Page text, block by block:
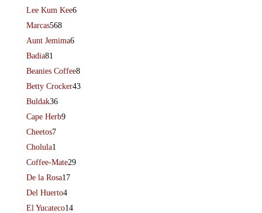
Lee Kum Kee6
Marcas568
Aunt Jemima6
Badia81
Beanies Coffee8
Betty Crocker43
Buldak36
Cape Herb9
Cheetos7
Cholula1
Coffee-Mate29
De la Rosa17
Del Huerto4
El Yucateco14